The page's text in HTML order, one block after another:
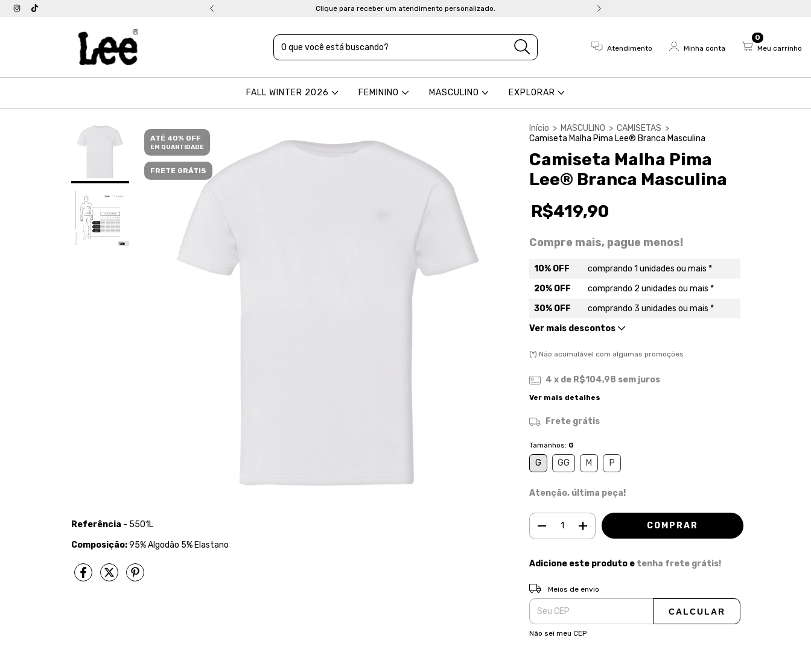
acima de R$ 399 Clique para receber um atendimento personalizado.
Atendimento Minha conta Meu carrinho
0
FALL WINTER 2026 FEMININO MASCULINO EXPLORAR
ATÉ 40% OFF
EM QUANTIDADE
FRETE GRÁTIS
Referência - 5501L
Composição:95% Algodão 5% Elastano
Início > MASCULINO > CAMISETAS >
Camiseta Malha Pima Lee® Branca Masculina
Camiseta Malha Pima
Lee® Branca Masculina
R$419,90
Compre mais, pague menos!
10% OFF
comprando 1 unidades ou mais *
20% OFF
comprando 2 unidades ou mais *
30% OFF
comprando 3 unidades ou mais *
Ver mais descontos
(*) Não acumulável com algumas promoções
4 x de R$104,98 sem juros
Ver mais detalhes
Frete grátis
Tamanhos: G
G GG M P
Atenção, última peça!
Adicione este produto e tenha frete grátis!
Entregas para o CEP:
Meios de envio
CALCULAR
Não sei meu CEP